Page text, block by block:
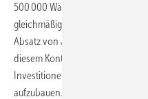
500 000 Wärmepumpen pro
gleichmäßigen Verteilung auf alle
Absatz von Januar bis Mai von
diesem Kontext haben die
Investitionen getätigt, um
aufzubauen.